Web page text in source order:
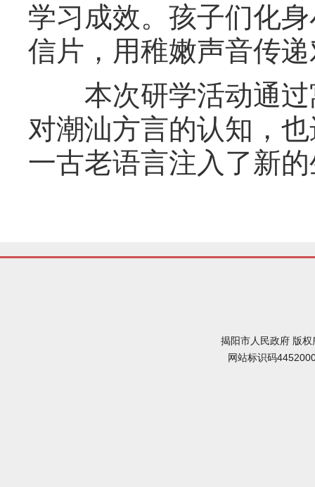
学习成效。孩子们化
信片，用稚嫩声音传
本次研学活动通过
对潮汕方言的认知，
一古老语言注入了新
揭阳市人民政府 版
网站标识码